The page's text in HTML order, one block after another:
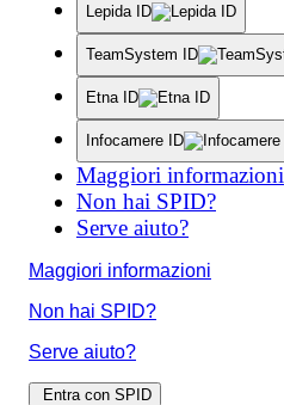
Lepida ID
TeamSystem ID
Etna ID
Infocamere ID
Maggiori informazioni
Non hai SPID?
Serve aiuto?
Maggiori informazioni
Non hai SPID?
Serve aiuto?
Entra con SPID